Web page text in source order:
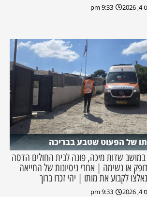
9:33 pm
של הפעוט שטבע בבריכה
שדות מיכה, פונה לבית החולים הדסה
או נשימה | אחרי ניסיונות של החייאה
לקבוע את מותו | יהי זכרו ברוך
9:33 pm